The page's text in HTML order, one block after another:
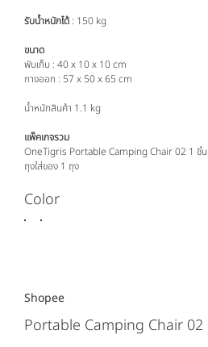
รับน้ำหนักได้: 150 kg
ขนาด
พับเก็บ : 40 x 10 x 10 cm
กางออก : 57 x 50 x 65 cm
น้ำหนักสินค้า 1.1 kg
แพ็คเกจรวม
OneTigris Portable Camping Chair 02 1 ชิ้น
ถุงใส่ของ 1 ถุง
Color
Shopee
Portable Camping Chair 02